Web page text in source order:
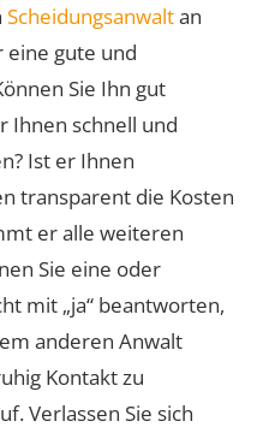
Scheidungsanwaltan
gute und
Sie Ihn gut
Ihnen schnell und
Ist er Ihnen
transparent die Kosten
er alle weiteren
Sie eine oder
mit „ja“ beantworten,
anderen Anwalt
Kontakt zu
Verlassen Sie sich